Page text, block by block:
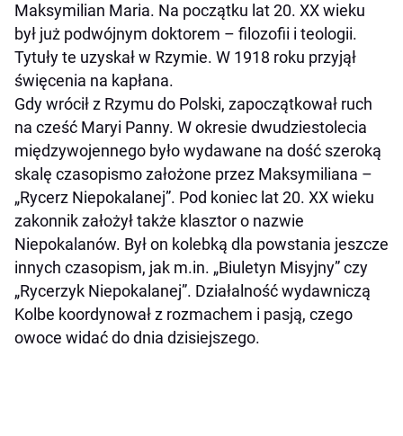
Maksymilian Maria. Na początku lat 20. XX wieku
był już podwójnym doktorem – filozofii i teologii.
Tytuły te uzyskał w Rzymie. W 1918 roku przyjął
święcenia na kapłana.
Gdy wrócił z Rzymu do Polski, zapoczątkował ruch
na cześć Maryi Panny. W okresie dwudziestolecia
międzywojennego było wydawane na dość szeroką
skalę czasopismo założone przez Maksymiliana –
„Rycerz Niepokalanej”. Pod koniec lat 20. XX wieku
zakonnik założył także klasztor o nazwie
Niepokalanów. Był on kolebką dla powstania jeszcze
innych czasopism, jak m.in. „Biuletyn Misyjny” czy
„Rycerzyk Niepokalanej”. Działalność wydawniczą
Kolbe koordynował z rozmachem i pasją, czego
owoce widać do dnia dzisiejszego.